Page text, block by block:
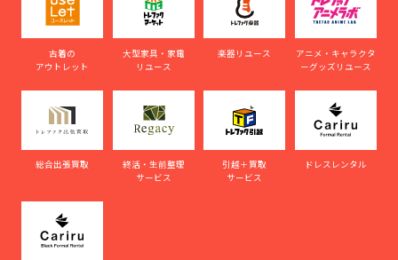
古着の
アウトレット
大型家具・家電
リユース
楽器リユース
アニメ・キャラクタ
ーグッズリユース
総合出張買取
終活・生前整理
サービス
引越＋買取
サービス
ドレスレンタル